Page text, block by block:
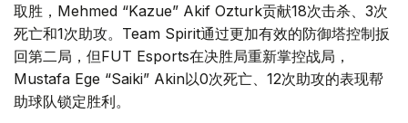
取胜，Mehmed “Kazue” Akif Ozturk贡献18次击杀、3次
死亡和1次助攻。Team Spirit通过更加有效的防御塔控制扳
回第二局，但FUT Esports在决胜局重新掌控战局，
Mustafa Ege “Saiki” Akin以0次死亡、12次助攻的表现帮
助球队锁定胜利。